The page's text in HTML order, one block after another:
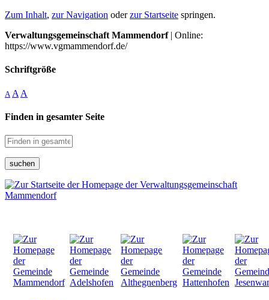
Zum Inhalt, zur Navigation oderzur Startseite springen.
Verwaltungsgemeinschaft Mammendorf| Online:
https://www.vgmammendorf.de/
Schriftgröße
A A A
Finden in gesamter Seite
suchen